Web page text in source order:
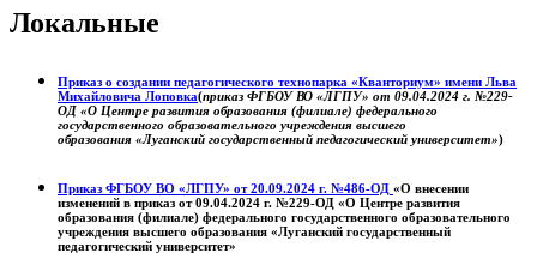
Локальные
Приказ о создании педагогического технопарка «Кванториум» имени Льва
Михайловича Лоповка(приказ ФГБОУ ВО «ЛГПУ» от 09.04.2024 г. №229-
ОД «О Центре развития образования (филиале) федерального
государственного образовательного учреждения высшего
образования «Луганский государственный педагогический университет»)
Приказ ФГБОУ ВО «ЛГПУ» от 20.09.2024 г. №486-ОД «О внесении
изменений в приказ от 09.04.2024 г. №229-ОД «О Центре развития
образования (филиале) федерального государственного образовательного
учреждения высшего образования «Луганский государственный
педагогический университет»